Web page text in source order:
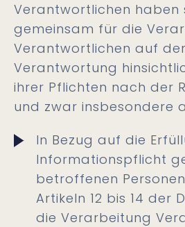
Verantwortlichen haben
gemeinsam für die
Verantwortlichen auf
Verantwortung
ihrer Pflichten nach der
und zwar insbesondere
In Bezug auf die
Informationspflicht
betroffenen
Artikeln 12 bis 14 der
die Verarbeitung